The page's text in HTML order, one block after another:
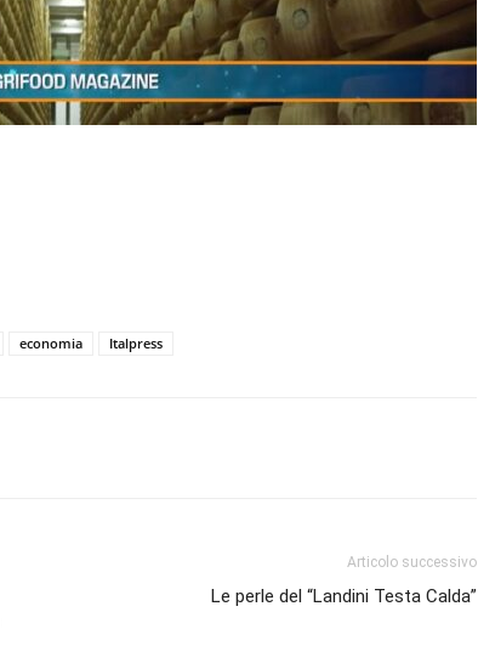
economia Italpress
Articolo successivo
Le perle del “Landini Testa Calda”